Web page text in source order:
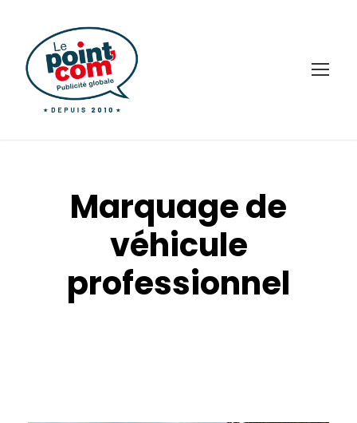
Marquage de
véhicule
professionnel